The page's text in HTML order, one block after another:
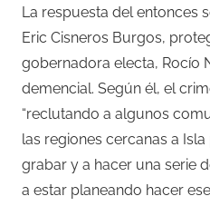
La respuesta del entonces
Eric Cisneros Burgos,
gobernadora electa, Rocío
demencial. Según él, el
“reclutando a algunos
las regiones cercanas a
grabar y a hacer una serie
a estar planeando hacer